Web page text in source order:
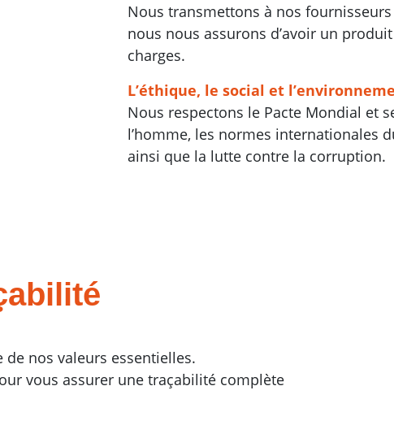
Nous transmettons à nos
nous nous assurons d’avoir un
charges.
L’éthique, le social et
Nous respectons le Pacte Mondial et
l’homme, les normes internationales
ainsi que la lutte contre la corruption.
de nos valeurs essentielles.
vous assurer une traçabilité complète